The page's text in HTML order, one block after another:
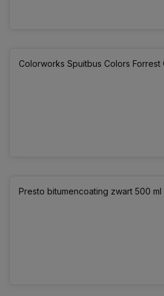
Colorworks Spuitbus Colors Forrest
Presto bitumencoating zwart 500 ml